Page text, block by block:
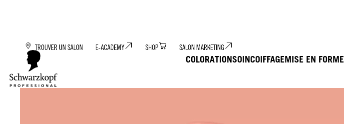
COLORATIONSOINCOIFFAGEMISE EN FORME
TROUVER UN SALON E-ACADEMY SHOP SALON MARKETING